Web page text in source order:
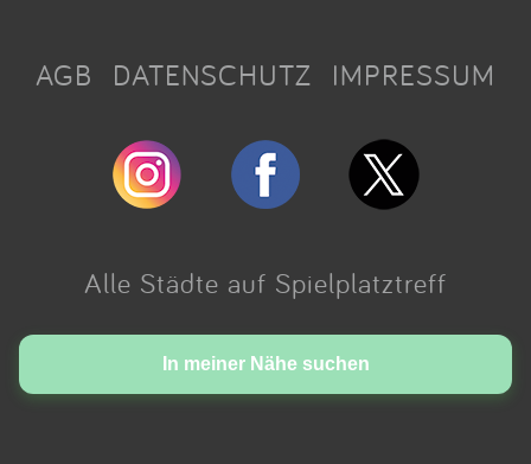
In meiner Nähe suchen
AGB DATENSCHUTZ IMPRESSUM
Alle Städte auf Spielplatztreff
Made with love in Cologne.